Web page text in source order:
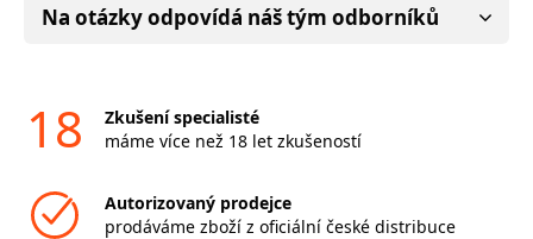
Na otázky odpovídá náš tým odborníků
18
Zkušení specialisté
máme více než 18 let zkušeností
Autorizovaný prodejce
prodáváme zboží z oficiální české distribuce